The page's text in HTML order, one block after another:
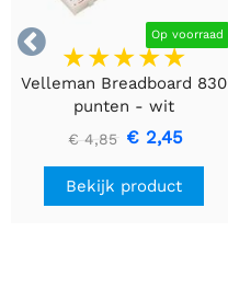
 Op voorraad
Velleman Breadboard 830
punten - wit
€ 4,85 € 2,45
Bekijk product